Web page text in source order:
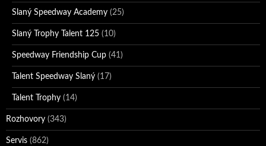
Slaný Speedway Academy (25)
Slaný Trophy Talent 125 (10)
Speedway Friendship Cup (41)
Talent Speedway Slaný (17)
Talent Trophy (14)
Rozhovory (343)
Servis (862)